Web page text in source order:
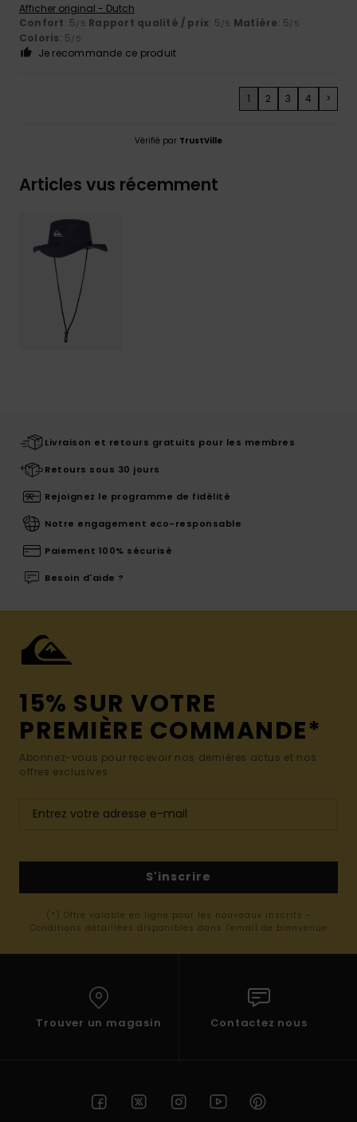
Afficher original - Dutch
Confort: 5/5 Rapport qualité / prix: 5/5 Matière: 5/5
Coloris: 5/5
Je recommande ce produit
1 2 3 4 >
Vérifié par TrustVille
Articles vus récemment
Livraison et retours gratuits pour les membres
Retours sous 30 jours
Rejoignez le programme de fidélité
Notre engagement eco-responsable
Paiement 100% sécurisé
Besoin d'aide ?
15% SUR VOTRE
PREMIÈRE COMMANDE*
Abonnez-vous pour recevoir nos dernières actus et nos
offres exclusives.
S'inscrire
(*) Offre valable en ligne pour les nouveaux inscrits -
Conditions détaillées disponibles dans l'email de bienvenue
Trouver un magasin Contactez nous